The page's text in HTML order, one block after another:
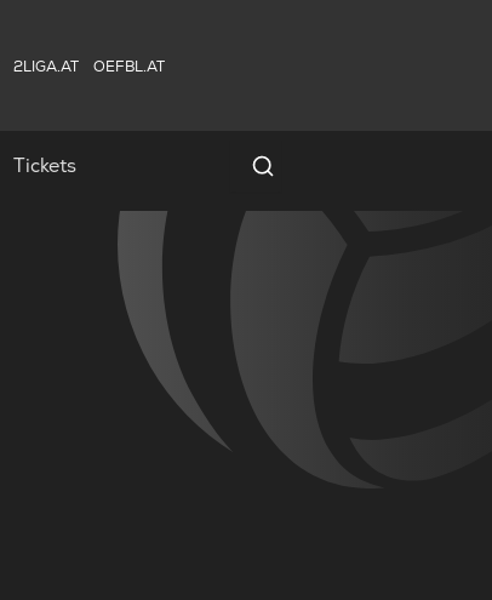
2LIGA.AT OEFBL.AT
Tickets Spielersuche